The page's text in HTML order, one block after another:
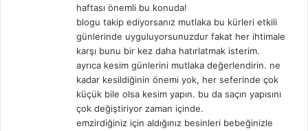
haftası önemli bu konuda!
blogu takip ediyorsanız mutlaka bu kürleri etkili
günlerinde uyguluyorsunuzdur fakat her ihtimale
karşı bunu bir kez daha hatırlatmak isterim.
ayrıca kesim günlerini mutlaka değerlendirin. ne
kadar kesildiğinin önemi yok, her seferinde çok
küçük bile olsa kesim yapın. bu da saçın yapısını
çok değiştiriyor zaman içinde.
emzirdiğiniz için aldığınız besinleri bebeğinizle